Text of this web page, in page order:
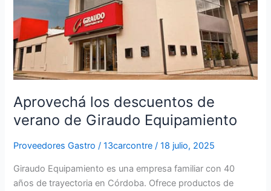
Aprovechá los descuentos de
verano de Giraudo Equipamiento
Proveedores Gastro /13carcontre/18 julio, 2025
Giraudo Equipamiento es una empresa familiar con 40
años de trayectoria en Córdoba. Ofrece productos de
Giraudo
Equipamiento